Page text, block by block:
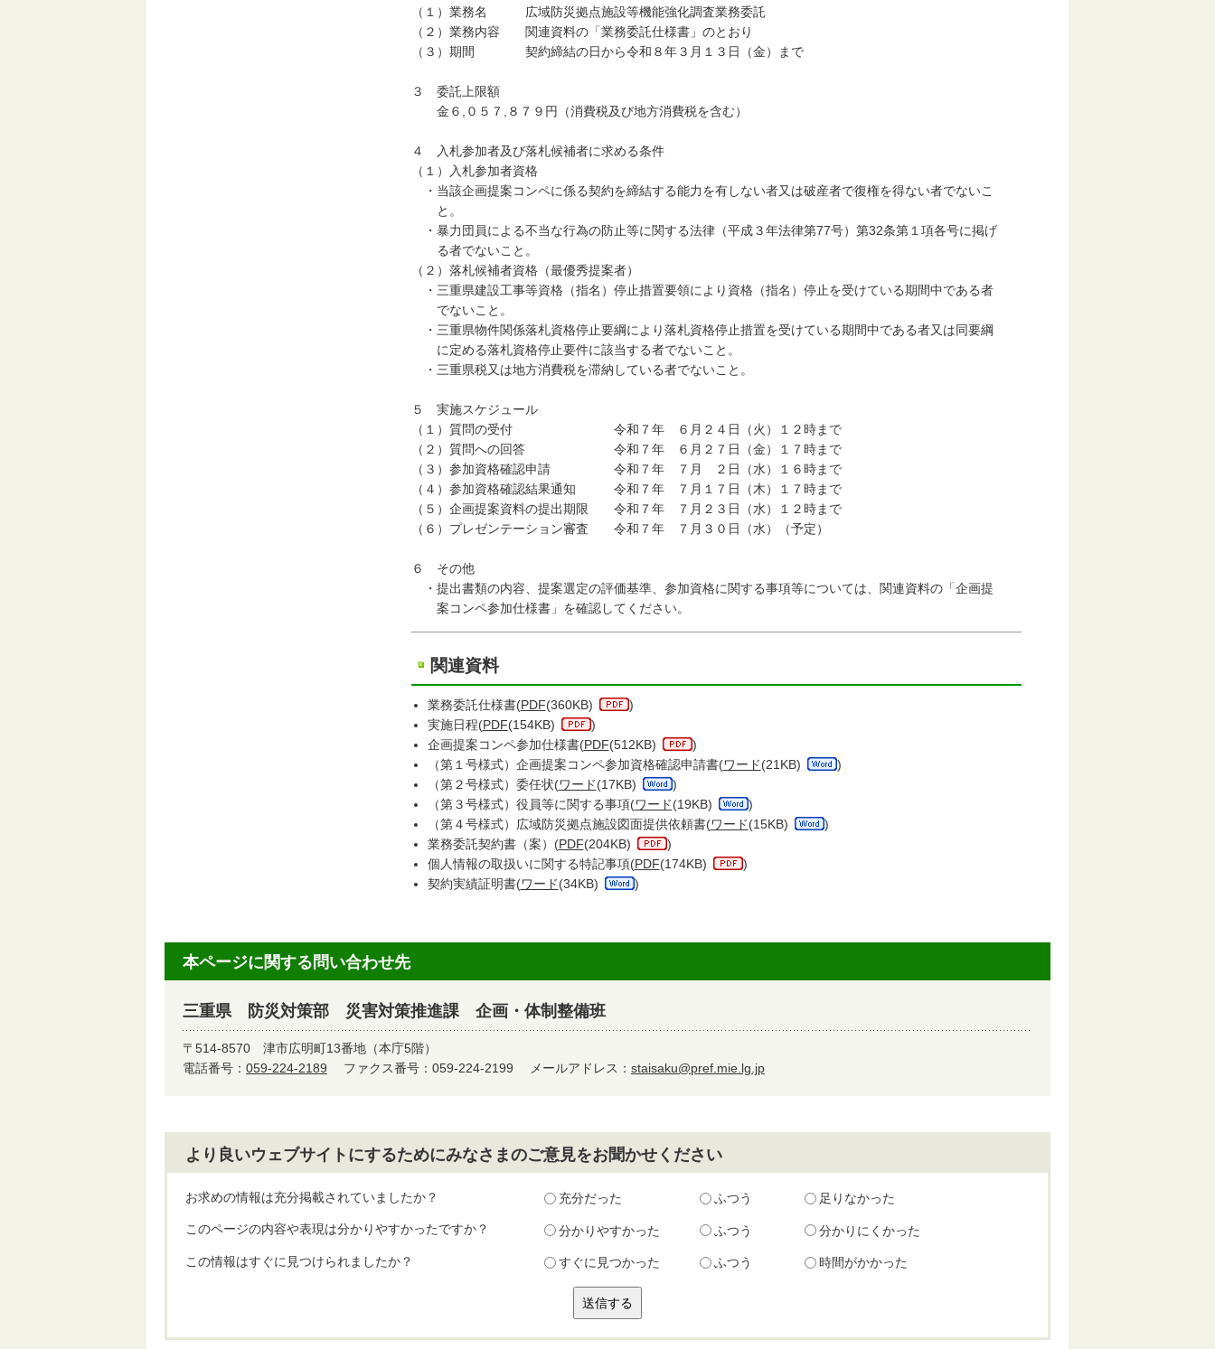
（１）業務名 広域防災拠点施設等機能強化調査業務委託
（２）業務内容 関連資料の「業務委託仕様書」のとおり
（３）期間 契約締結の日から令和８年３月１３日（金）まで
３ 委託上限額
金６,０５７,８７９円（消費税及び地方消費税を含む）
４ 入札参加者及び落札候補者に求める条件
（１）入札参加者資格
・当該企画提案コンペに係る契約を締結する能力を有しない者又は破産者で復権を得ない者でないこ
と。
・暴力団員による不当な行為の防止等に関する法律（平成３年法律第77号）第32条第１項各号に掲げ
る者でないこと。
（２）落札候補者資格（最優秀提案者）
・三重県建設工事等資格（指名）停止措置要領により資格（指名）停止を受けている期間中である者
でないこと。
・三重県物件関係落札資格停止要綱により落札資格停止措置を受けている期間中である者又は同要綱
に定める落札資格停止要件に該当する者でないこと。
・三重県税又は地方消費税を滞納している者でないこと。
５ 実施スケジュール
（１）質問の受付 令和７年 ６月２４日（火）１２時まで
（２）質問への回答 令和７年 ６月２７日（金）１７時まで
（３）参加資格確認申請 令和７年 ７月 ２日（水）１６時まで
（４）参加資格確認結果通知 令和７年 ７月１７日（木）１７時まで
（５）企画提案資料の提出期限 令和７年 ７月２３日（水）１２時まで
（６）プレゼンテーション審査 令和７年 ７月３０日（水）（予定）
６ その他
・提出書類の内容、提案選定の評価基準、参加資格に関する事項等については、関連資料の「企画提
案コンペ参加仕様書」を確認してください。
関連資料
業務委託仕様書(PDF(360KB)
)
実施日程(PDF(154KB)
)
企画提案コンペ参加仕様書(PDF(512KB)
)
（第１号様式）企画提案コンペ参加資格確認申請書(ワード(21KB)
)
（第２号様式）委任状(ワード(17KB)
)
（第３号様式）役員等に関する事項(ワード(19KB)
)
（第４号様式）広域防災拠点施設図面提供依頼書(ワード(15KB)
)
業務委託契約書（案）(PDF(204KB)
)
個人情報の取扱いに関する特記事項(PDF(174KB)
)
契約実績証明書(ワード(34KB) )
本ページに関する問い合わせ先
三重県 防災対策部 災害対策推進課 企画・体制整備班
〒514-8570 津市広明町13番地（本庁5階）
電話番号： 059-224-2189 ファクス番号：059-224-2199 メールアドレス： staisaku@pref.mie.lg.jp
より良いウェブサイトにするためにみなさまのご意見をお聞かせください
お求めの情報は充分掲載されていましたか？ 充分だった ふつう 足りなかった
このページの内容や表現は分かりやすかったですか？ 分かりやすかった ふつう 分かりにくかった
この情報はすぐに見つけられましたか？ すぐに見つかった ふつう 時間がかかった